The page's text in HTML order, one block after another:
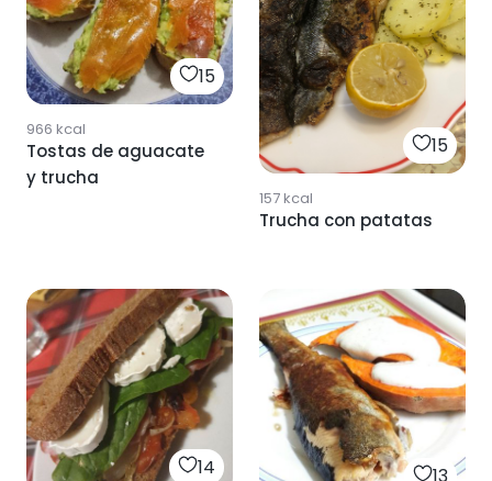
15
966 kcal
Tostas de aguacate
y trucha
15
157kcal
Trucha con patatas
14